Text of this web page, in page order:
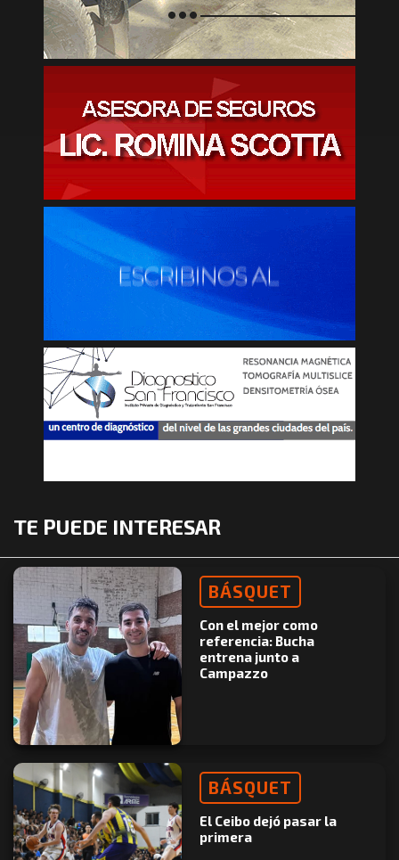
TE PUEDE INTERESAR
BÁSQUET
Con el mejor como
referencia: Bucha
entrena junto a
Campazzo
BÁSQUET
El Ceibo dejó pasar la
primera